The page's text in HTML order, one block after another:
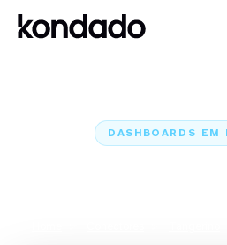
DASHBOARDS EM